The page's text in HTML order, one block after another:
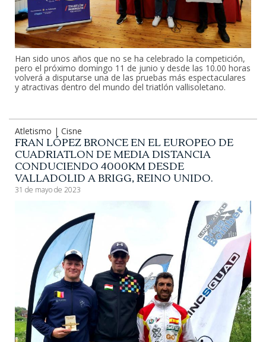
Han sido unos años que no se ha celebrado la competición,
pero el próximo domingo 11 de junio y desde las 10.00 horas
volverá a disputarse una de las pruebas más espectaculares
y atractivas dentro del mundo del triatlón vallisoletano.
Atletismo | Cisne
FRAN LÓPEZ BRONCE EN EL EUROPEO DE
CUADRIATLON DE MEDIA DISTANCIA
CONDUCIENDO 4000KM DESDE
VALLADOLID A BRIGG, REINO UNIDO.
31 de mayo de 2023